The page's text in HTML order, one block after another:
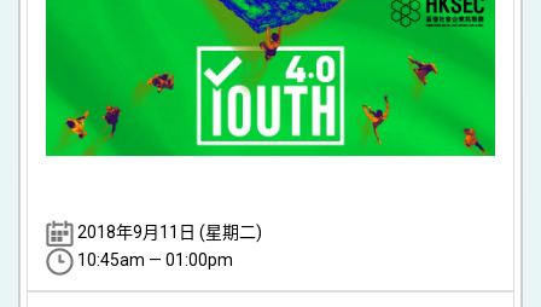
2018年9月11日 (星期二)
10:45am — 01:00pm